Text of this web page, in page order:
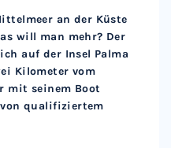
an der Küste
will man mehr? Der
auf der Insel Palma
Kilometer vom
mit seinem Boot
qualifiziertem